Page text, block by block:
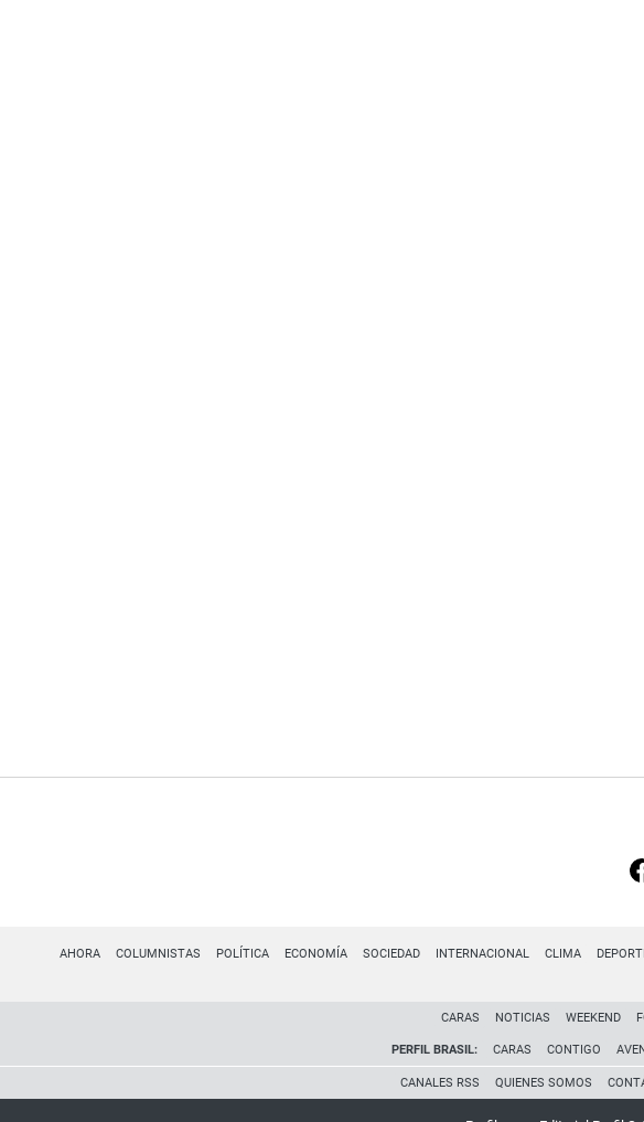
AHORA COLUMNISTAS POLÍTICA ECONOMÍA SOCIEDAD INTERNACIONAL CLIMA
CARAS NOTICIAS WEEKEND
PERFIL BRASIL: CARAS CONTIGO
CANALES RSS QUIENES SOMOS